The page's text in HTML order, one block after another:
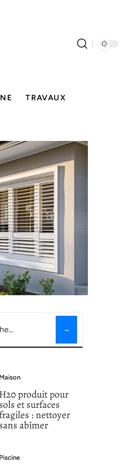
TRAVAUX
Maison
H20 produit pour
sols et surfaces
fragiles : nettoyer
sans abîmer
Piscine